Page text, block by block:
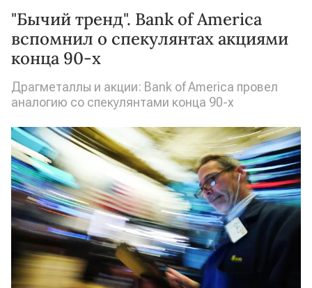
"Бычий тренд". Bank of America
вспомнил о спекулянтах акциями
конца 90-х
Драгметаллы и акции: Bank of America провел
аналогию со спекулянтами конца 90-х